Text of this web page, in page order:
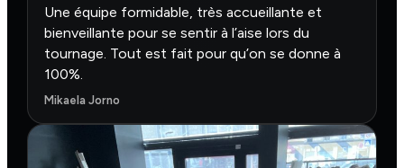
Une équipe formidable, très accueillante et
bienveillante pour se sentir à l’aise lors du
tournage. Tout est fait pour qu’on se donne à
100%.
Mikaela Jorno